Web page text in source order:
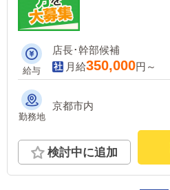
給与
店長･幹部候補
月給350,000円～
勤務地
京都市内
検討中に追加